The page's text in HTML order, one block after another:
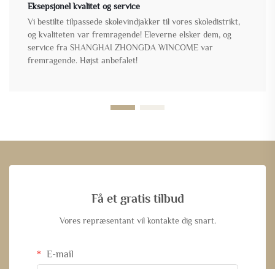
Eksepsjonel kvalitet og service
Vi bestilte tilpassede skolevindjakker til vores skoledistrikt,
og kvaliteten var fremragende! Eleverne elsker dem, og
service fra SHANGHAI ZHONGDA WINCOME var
fremragende. Højst anbefalet!
Få et gratis tilbud
Vores repræsentant vil kontakte dig snart.
E-mail